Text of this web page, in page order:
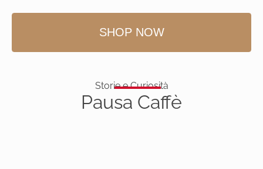
SHOP NOW
Storie e Curiosità
Pausa Caffè